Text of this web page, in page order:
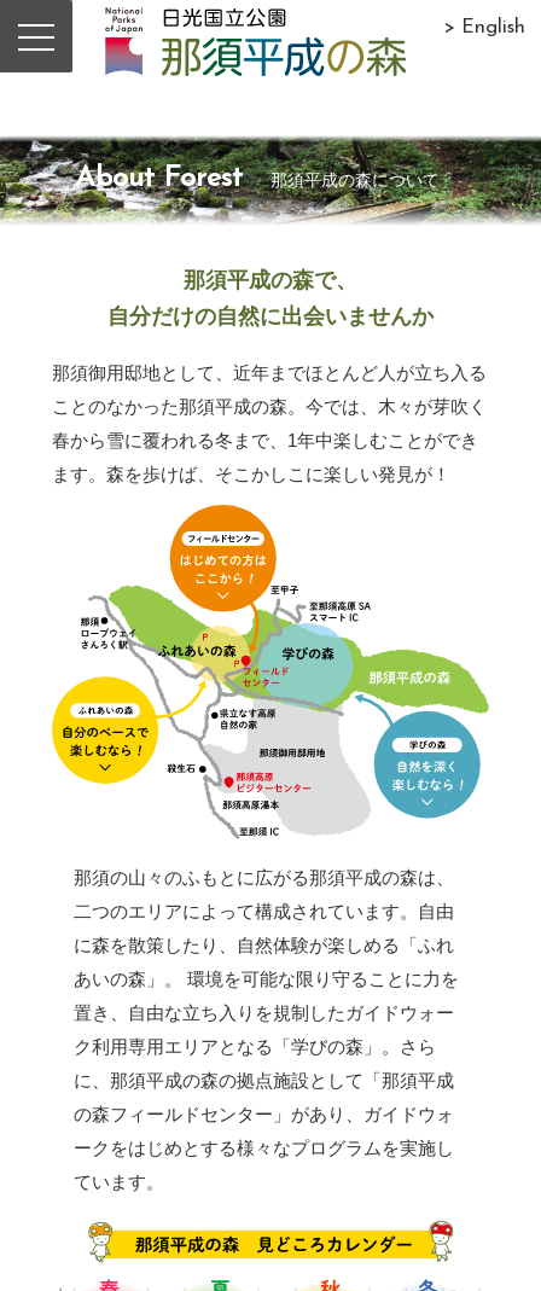
> English
About Forest 那須平成の森について
那須平成の森で、
自分だけの自然に出会いませんか
那須御用邸地として、近年までほとんど人が立ち入る
ことのなかった那須平成の森。今では、木々が芽吹く
春から雪に覆われる冬まで、1年中楽しむことができ
ます。森を歩けば、そこかしこに楽しい発見が！
那須の山々のふもとに広がる那須平成の森は、
二つのエリアによって構成されています。自由
に森を散策したり、自然体験が楽しめる「ふれ
あいの森」。 環境を可能な限り守ることに力を
置き、自由な立ち入りを規制したガイドウォー
ク利用専用エリアとなる「学びの森」。さら
に、那須平成の森の拠点施設として「那須平成
の森フィールドセンター」があり、ガイドウォ
ークをはじめとする様々なプログラムを実施し
ています。